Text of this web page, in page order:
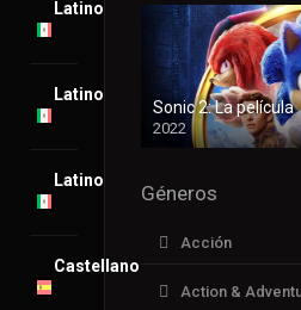
Latino
Latino
Latino
Castellano
Sonic 2: La película
2022
Géneros
Acción
Action &